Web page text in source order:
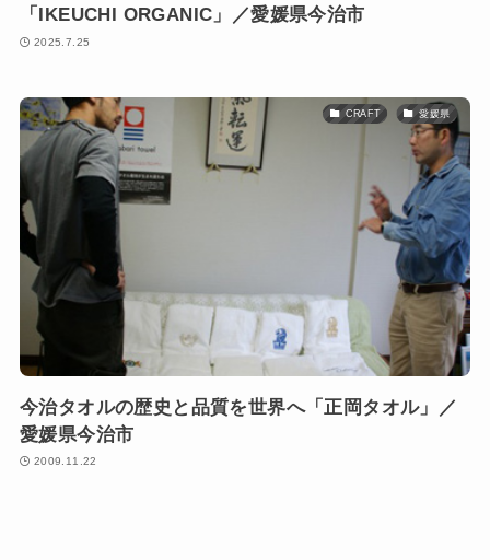
「IKEUCHI ORGANIC」／愛媛県今治市
2025.7.25
CRAFT 愛媛県
今治タオルの歴史と品質を世界へ「正岡タオル」／
愛媛県今治市
2009.11.22